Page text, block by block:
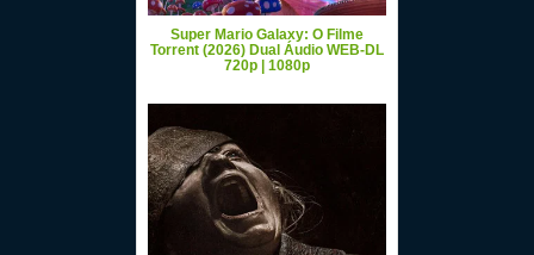
Super Mario Galaxy: O Filme
Torrent (2026) Dual Áudio WEB-DL
720p | 1080p